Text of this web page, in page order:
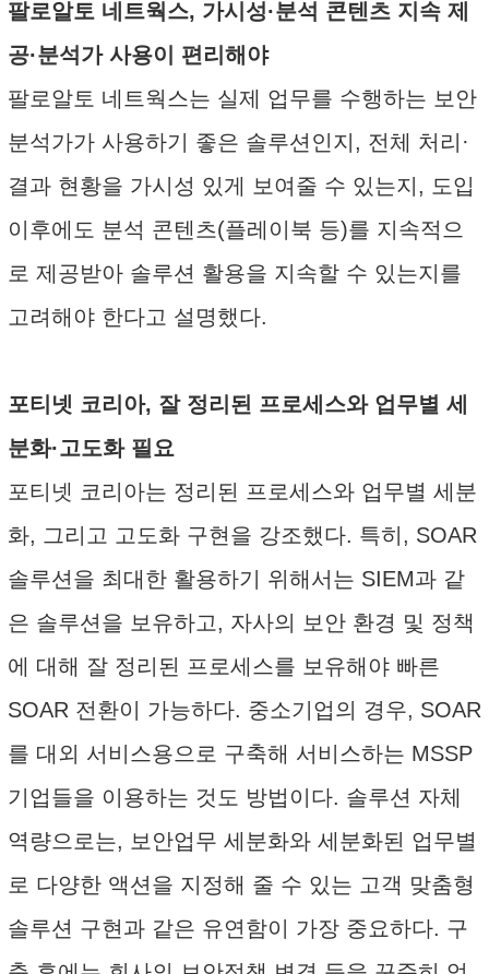
팔로알토 네트웍스, 가시성·분석 콘텐츠 지속 제
공·분석가 사용이 편리해야
팔로알토 네트웍스는 실제 업무를 수행하는 보안
분석가가 사용하기 좋은 솔루션인지, 전체 처리·
결과 현황을 가시성 있게 보여줄 수 있는지, 도입
이후에도 분석 콘텐츠(플레이북 등)를 지속적으
로 제공받아 솔루션 활용을 지속할 수 있는지를
고려해야 한다고 설명했다.
포티넷 코리아, 잘 정리된 프로세스와 업무별 세
분화·고도화 필요
포티넷 코리아는 정리된 프로세스와 업무별 세분
화, 그리고 고도화 구현을 강조했다. 특히, SOAR
솔루션을 최대한 활용하기 위해서는 SIEM과 같
은 솔루션을 보유하고, 자사의 보안 환경 및 정책
에 대해 잘 정리된 프로세스를 보유해야 빠른
SOAR 전환이 가능하다. 중소기업의 경우, SOAR
를 대외 서비스용으로 구축해 서비스하는 MSSP
기업들을 이용하는 것도 방법이다. 솔루션 자체
역량으로는, 보안업무 세분화와 세분화된 업무별
로 다양한 액션을 지정해 줄 수 있는 고객 맞춤형
솔루션 구현과 같은 유연함이 가장 중요하다. 구